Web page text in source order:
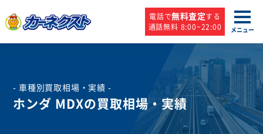
電話で無料査定する
通話無料 8:00~22:00
メニュー
- 車種別買取相場・実績 -
ホンダ MDXの買取相場・実績